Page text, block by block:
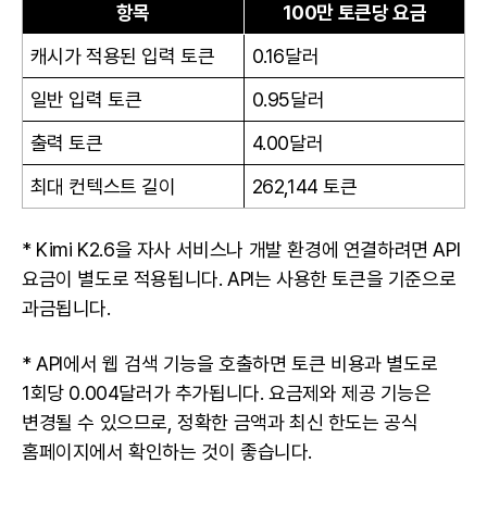
항목
100만 토큰당 요금
캐시가 적용된 입력 토큰
0.16달러
일반 입력 토큰
0.95달러
출력 토큰
4.00달러
최대 컨텍스트 길이
262,144 토큰
* Kimi K2.6을 자사 서비스나 개발 환경에 연결하려면 API
요금이 별도로 적용됩니다. API는 사용한 토큰을 기준으로
과금됩니다.
* API에서 웹 검색 기능을 호출하면 토큰 비용과 별도로
1회당 0.004달러가 추가됩니다. 요금제와 제공 기능은
변경될 수 있으므로, 정확한 금액과 최신 한도는 공식
홈페이지에서 확인하는 것이 좋습니다.